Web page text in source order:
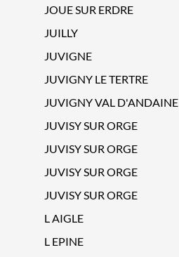
JOUE SUR ERDRE
JUILLY
JUVIGNE
JUVIGNY LE TERTRE
JUVIGNY VAL D'ANDAINE
JUVISY SUR ORGE
JUVISY SUR ORGE
JUVISY SUR ORGE
JUVISY SUR ORGE
L AIGLE
L EPINE